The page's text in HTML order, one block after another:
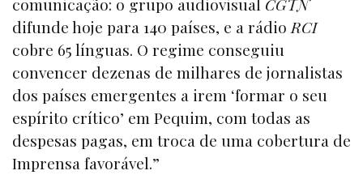
difunde hoje para 140 países, e a rádio RCI
cobre 65 línguas. O regime conseguiu
convencer dezenas de milhares de jornalistas
dos países emergentes a irem ‘formar o seu
espírito crítico’ em Pequim, com todas as
despesas pagas, em troca de uma cobertura de
Imprensa favorável.”